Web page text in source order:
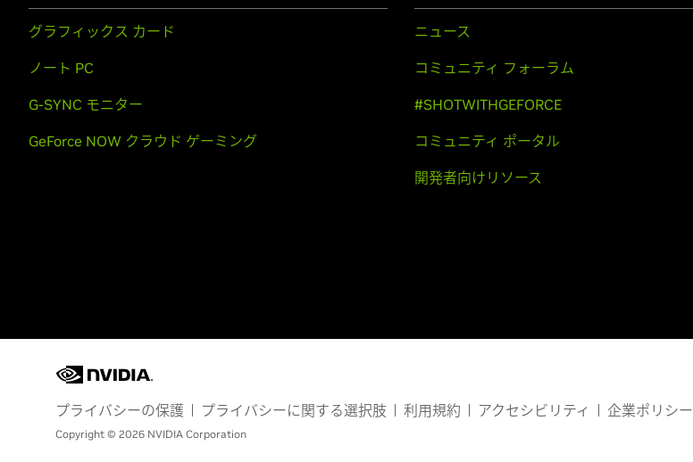
グラフィックス カード
ノート PC
G-SYNC モニター
GeForce NOW クラウド ゲーミング
ニュース
コミュニティ フォーラム
#SHOTWITHGEFORCE
コミュニティ ポータル
開発者向けリソース
プライバシーの保護 プライバシーに関する選択肢 利用規約 アクセシビリティ 企業ポリシー
Copyright © 2026 NVIDIA Corporation